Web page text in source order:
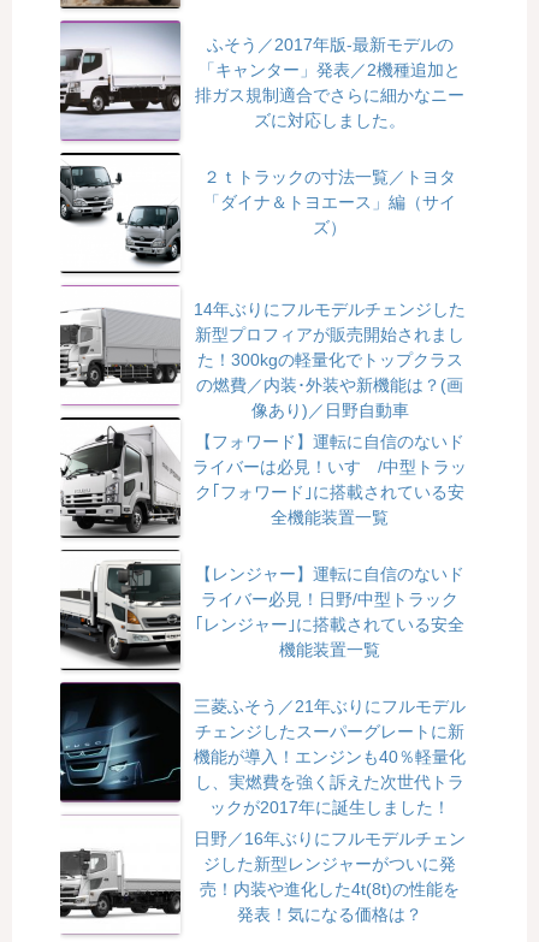
ふそう／2017年版-最新モデルの
「キャンター」発表／2機種追加と
排ガス規制適合でさらに細かなニー
ズに対応しました。
２ｔトラックの寸法一覧／トヨタ
「ダイナ＆トヨエース」編（サイ
ズ）
14年ぶりにフルモデルチェンジした
新型プロフィアが販売開始されまし
た！300kgの軽量化でトップクラス
の燃費／内装･外装や新機能は？(画
像あり)／日野自動車
【フォワード】運転に自信のないド
ライバーは必見！いすゞ/中型トラッ
ク｢フォワード｣に搭載されている安
全機能装置一覧
【レンジャー】運転に自信のないド
ライバー必見！日野/中型トラック
｢レンジャー｣に搭載されている安全
機能装置一覧
三菱ふそう／21年ぶりにフルモデル
チェンジしたスーパーグレートに新
機能が導入！エンジンも40％軽量化
し、実燃費を強く訴えた次世代トラ
ックが2017年に誕生しました！
日野／16年ぶりにフルモデルチェン
ジした新型レンジャーがついに発
売！内装や進化した4t(8t)の性能を
発表！気になる価格は？